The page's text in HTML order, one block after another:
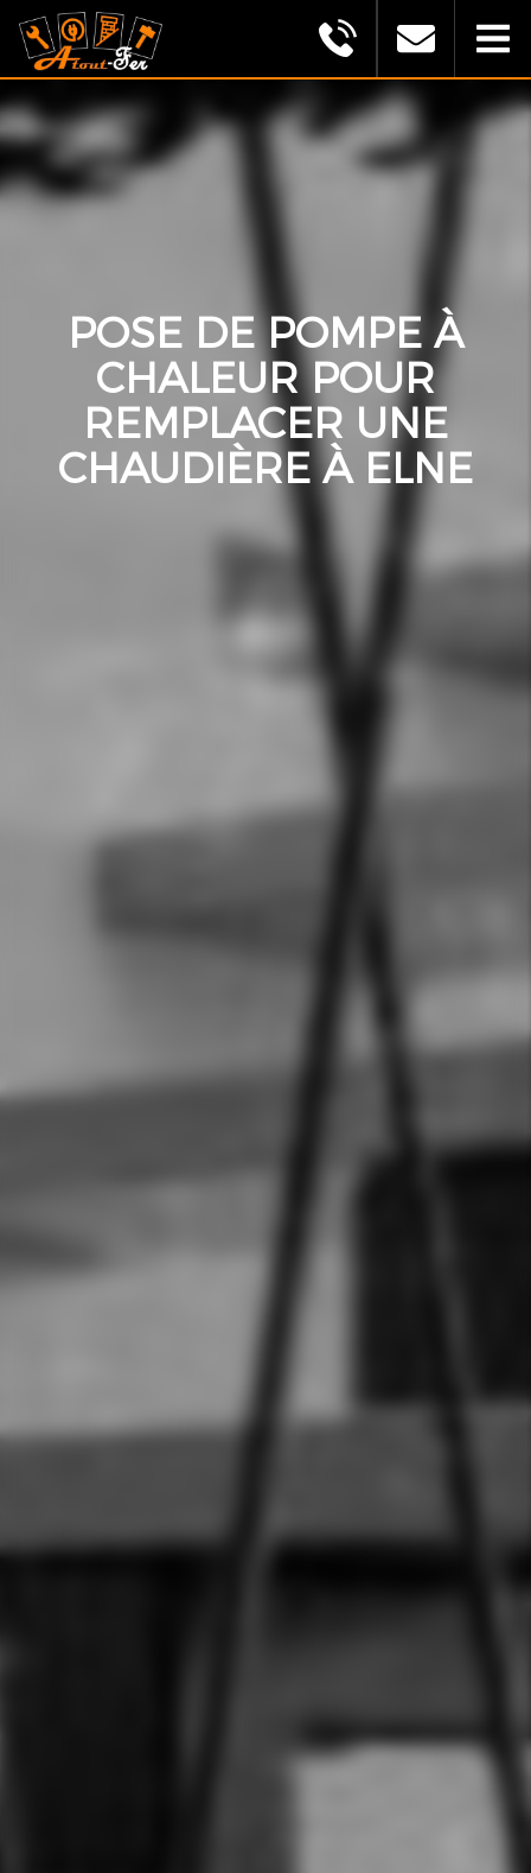
MONTAGU
ALEXANDRE
(ATOUT
FER)
POSE DE POMPE À
CHALEUR POUR
REMPLACER UNE
CHAUDIÈRE À ELNE